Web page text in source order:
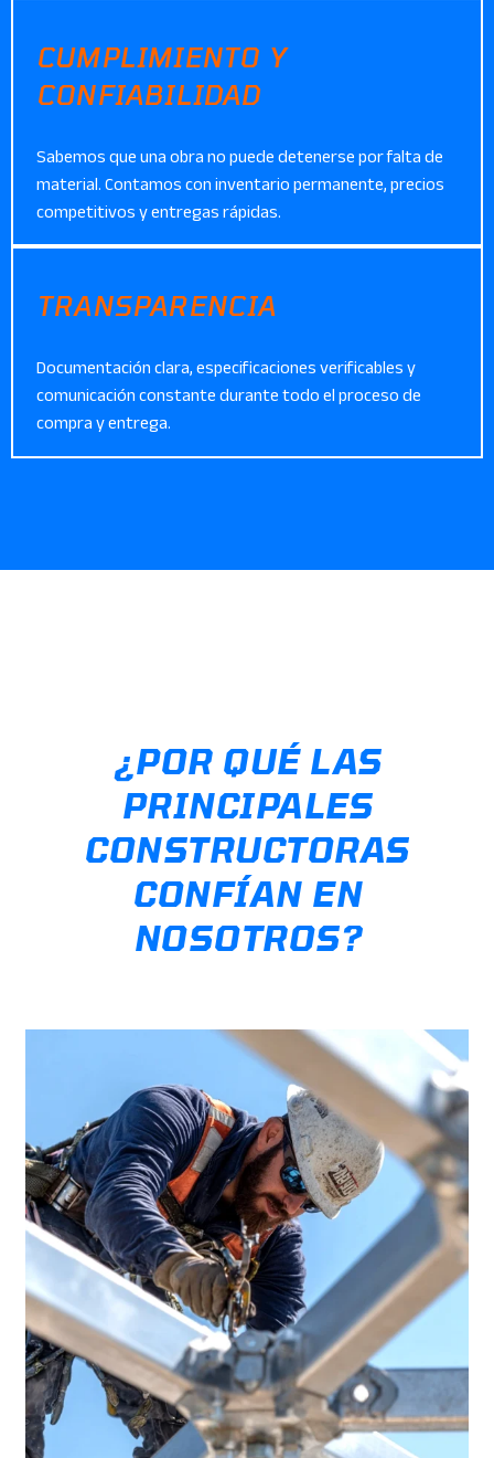
CUMPLIMIENTO Y
CONFIABILIDAD
Sabemos que una obra no puede detenerse por falta de
material. Contamos con inventario permanente, precios
competitivos y entregas rápidas.
TRANSPARENCIA
Documentación clara, especificaciones verificables y
comunicación constante durante todo el proceso de
compra y entrega.
¿POR QUÉ LAS
PRINCIPALES
CONSTRUCTORAS
CONFÍAN EN
NOSOTROS?